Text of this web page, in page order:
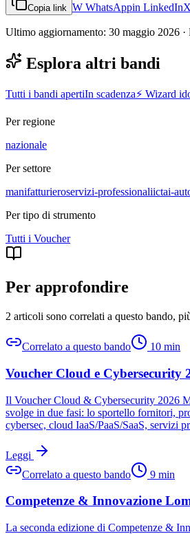
Copia link W WhatsAppin LinkedInX
Ultimo aggiornamento: 30 maggio 2026
Esplora altri bandi
Tutti i bandi apertiIn scadenza⚡ Wizard
Per regione
nazionale
Per settore
manifatturieroservizi-professionaliictai-
Per tipo di strumento
Tutti i Voucher
Per approfondire
2 articoli sono correlati a questo bando,
Correlato a questo bando 10 min
Voucher Cloud e
Il Voucher Cloud & Cybersecurity 2026
svolge in due fasi: lo sportello fornitori,
cybersec, cloud IaaS/PaaS/SaaS,
Leggi
Correlato a questo bando
9 min
Competenze & Innovazione
La seconda edizione di Competenze &